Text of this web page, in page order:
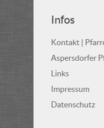
Infos
Kontakt |
Aspersdorfer
Links
Impressum
Datenschutz